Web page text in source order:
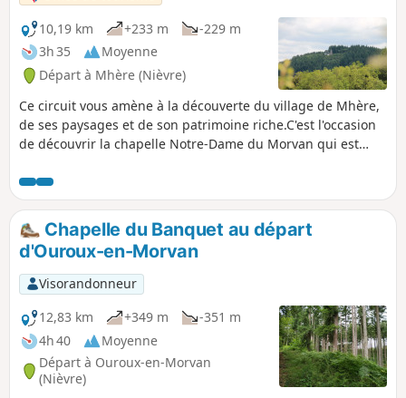
10,19 km
+233 m
-229 m
3h 35
Moyenne
Départ à Mhère (Nièvre)
Ce circuit vous amène à la découverte du village de Mhère,
de ses paysages et de son patrimoine riche.C'est l'occasion
de découvrir la chapelle Notre-Dame du Morvan qui est
une superbe vue panoramique. Elle domine les régions
avoisinantes et le village de Mhère. Une des collines que
l'on aperçoit est surnommée "le crocodile".
Chapelle du Banquet au départ
d'Ouroux-en-Morvan
Visorandonneur
12,83 km
+349 m
-351 m
4h 40
Moyenne
Départ à Ouroux-en-Morvan
(Nièvre)